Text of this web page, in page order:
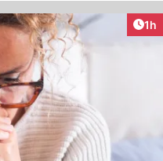
1h